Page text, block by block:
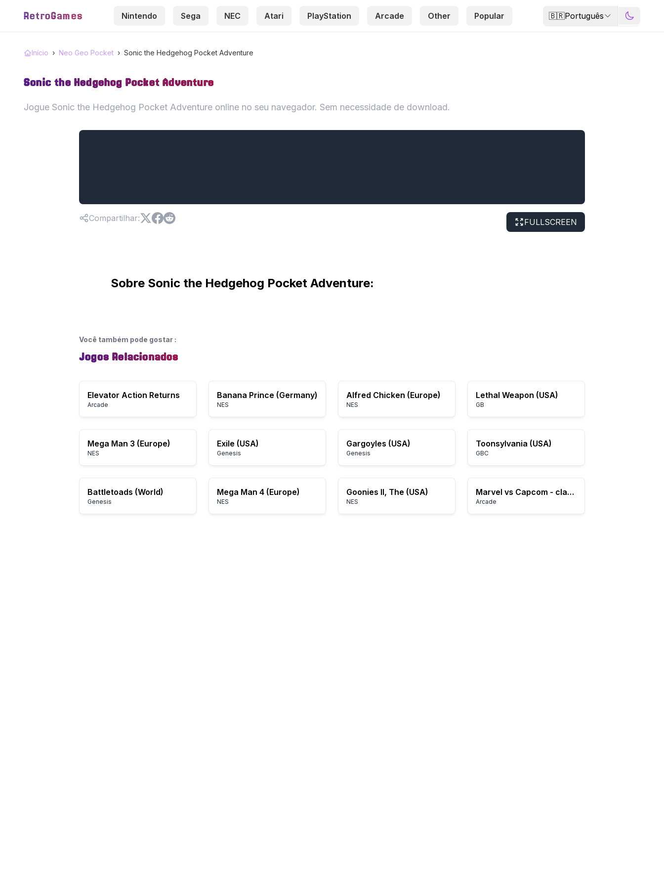
RetroGames Nintendo Sega NEC Atari PlayStation Arcade Other Popular 🇧🇷Português
Início › Neo Geo Pocket › Sonic the Hedgehog Pocket Adventure
Sonic the Hedgehog Pocket Adventure
Jogue Sonic the Hedgehog Pocket Adventure online no seu navegador. Sem necessidade de download.
Compartilhar: FULLSCREEN
Sobre Sonic the Hedgehog Pocket Adventure:
Você também pode gostar :
Jogos Relacionados
Elevator Action Returns
Arcade
Banana Prince (Germany)
NES
Alfred Chicken (Europe)
NES
Lethal Weapon (USA)
GB
Mega Man 3 (Europe)
NES
Exile (USA)
Genesis
Gargoyles (USA)
Genesis
Toonsylvania (USA)
GBC
Battletoads (World)
Genesis
Mega Man 4 (Europe)
NES
Goonies II, The (USA)
NES
Marvel vs Capcom - clash of super heroes (980123 USA)
Arcade